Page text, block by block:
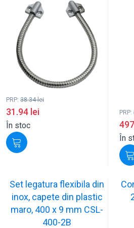
PRP: 38.34lei
31.94 lei
În stoc
PRP:
În
Set legatura flexibila din
inox, capete din plastic
maro, 400 x 9 mm CSL-
400-2B